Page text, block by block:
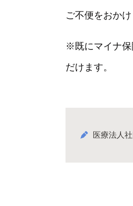
ご不便をおか
※既にマイナ保
だけます。
医療法人